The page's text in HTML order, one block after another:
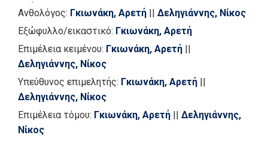
Χρήστος
Ντόβας, Μιλτιάδης ||
Παναγιωτόπουλος, Ιωάννης
Παπαγεωργίου,
Χρήστος Θ. || Ρίζου, χαρά || Σιδηρόπουλος,
Ιωάννης Χ. || Τσιμερίκα, Θωμαή || Χαρατσάρης,
Χρήστος
Ανθολόγος: Γκιωνάκη, Αρετή || Δεληγιάννης, Νίκος
Εξώφυλλο/εικαστικό: Γκιωνάκη, Αρετή
Επιμέλεια κειμένου: Γκιωνάκη, Αρετή ||
Δεληγιάννης, Νίκος
Υπεύθυνος επιμελητής: Γκιωνάκη, Αρετή ||
Δεληγιάννης, Νίκος
Επιμέλεια τόμου: Γκιωνάκη, Αρετή || Δεληγιάννης,
Νίκος